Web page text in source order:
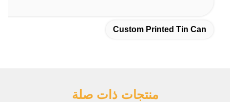
Custom Printed Tin Can
منتجات ذات صلة